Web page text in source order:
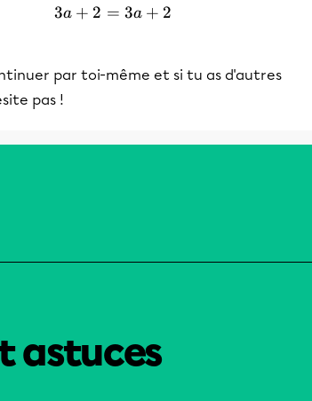
3a+2=3a+2
3a + 2 = 3a + 2
par toi-même et si tu as d'autres
pas !
astuces